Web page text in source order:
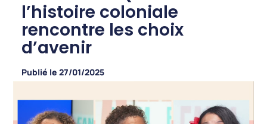
l’histoire coloniale
rencontre les choix
d’avenir
Publié le 27/01/2025